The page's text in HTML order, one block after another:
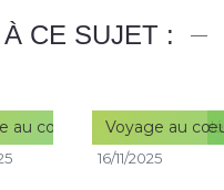
CE SUJET :
clef de la diversité des
au cœur des terroirs
Voyage au
16/11/2025